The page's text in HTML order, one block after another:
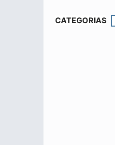
CATEGORIAS